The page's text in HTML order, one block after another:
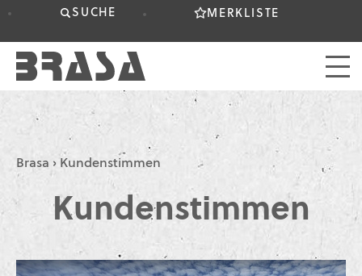
SUCHE MERKLISTE
Brasa › Kundenstimmen
Kundenstimmen